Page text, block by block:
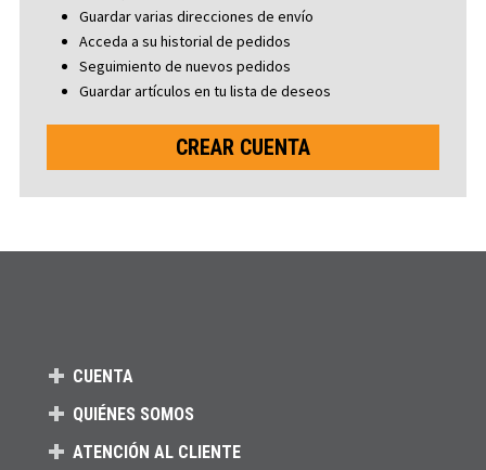
Guardar varias direcciones de envío
Acceda a su historial de pedidos
Seguimiento de nuevos pedidos
Guardar artículos en tu lista de deseos
CREAR CUENTA
CUENTA
QUIÉNES SOMOS
ATENCIÓN AL CLIENTE